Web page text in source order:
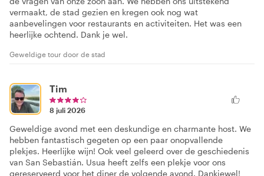
vermaakt, de stad gezien en kregen ook nog wat
aanbevelingen voor restaurants en activiteiten. Het was een
heerlijke ochtend. Dank je wel.
Geweldige tour door de stad
Tim
8 juli 2026
Geweldige avond met een deskundige en charmante host. We
hebben fantastisch gegeten op een paar onopvallende
plekjes. Heerlijke wijn! Ook veel geleerd over de geschiedenis
van San Sebastián. Usua heeft zelfs een plekje voor ons
gereserveerd voor het diner de volgende avond. Dankjewel!